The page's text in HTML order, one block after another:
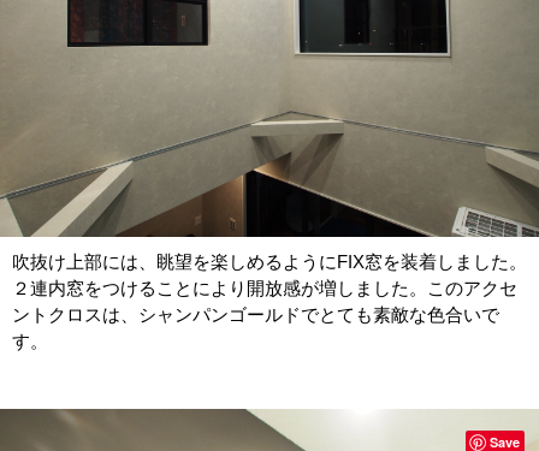
吹抜け上部には、眺望を楽しめるようにFIX窓を装着しました。
２連内窓をつけることにより開放感が増しました。このアクセ
ントクロスは、シャンパンゴールドでとても素敵な色合いで
す。
Save